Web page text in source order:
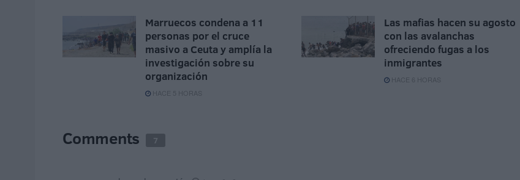
Marruecos condena a 11
personas por el cruce
masivo a Ceuta y amplía la
investigación sobre su
organización
HACE 5 HORAS
Las mafias hacen su agosto
con las avalanchas
ofreciendo fugas a los
inmigrantes
HACE 6 HORAS
Comments 7